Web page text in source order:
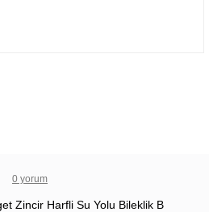
0 yorum
Zincir Harfli Su Yolu Bileklik B